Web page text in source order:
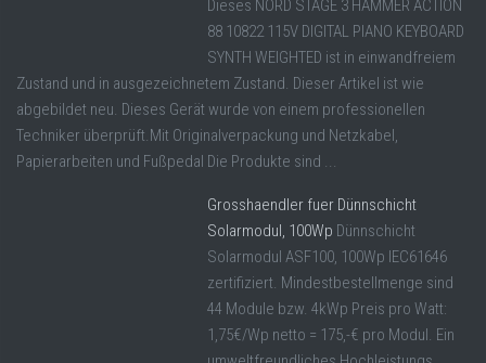
Dieses NORD STAGE 3 HAMMER ACTION
88 10822 115V DIGITAL PIANO KEYBOARD
SYNTH WEIGHTED ist in einwandfreiem
Zustand und in ausgezeichnetem Zustand. Dieser Artikel ist wie
abgebildet neu. Dieses Gerät wurde von einem professionellen
Techniker überprüft.Mit Originalverpackung und Netzkabel,
Papierarbeiten und Fußpedal Die Produkte sind ...
Grosshaendler fuer Dünnschicht
Solarmodul, 100Wp Dünnschicht
Solarmodul ASF100, 100Wp IEC61646
zertifiziert. Mindestbestellmenge sind
44 Module bzw. 4kWp Preis pro Watt:
1,75€/Wp netto = 175,-€ pro Modul. Ein